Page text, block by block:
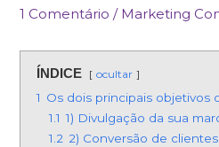
1 Comentário / Marketing
ÍNDICE ocultar
1 Os dois principais objetivos
1.1 1) Divulgação da sua
1.2 2) Conversão de clientes